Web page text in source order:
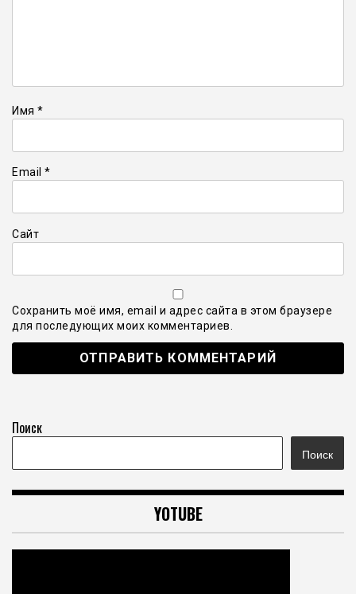
Имя *
Email *
Сайт
Сохранить моё имя, email и адрес сайта в этом браузере
для последующих моих комментариев.
Поиск
Поиск
YOTUBE